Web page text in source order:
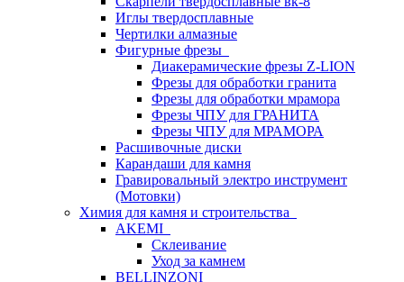
Иглы твердосплавные
Чертилки алмазные
Фигурные фрезы
Диакерамические фрезы Z-LION
Фрезы для обработки гранита
Фрезы для обработки мрамора
Фрезы ЧПУ для ГРАНИТА
Фрезы ЧПУ для МРАМОРА
Расшивочные диски
Карандаши для камня
Гравировальный электро инструмент
(Мотовки)
Химия для камня и строительства
AKEMI
Склеивание
Уход за камнем
BELLINZONI